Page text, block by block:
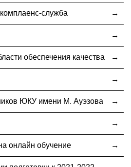
служба
обеспечения качества
ЮКУ имени М. Ауэзова
онлайн обучение